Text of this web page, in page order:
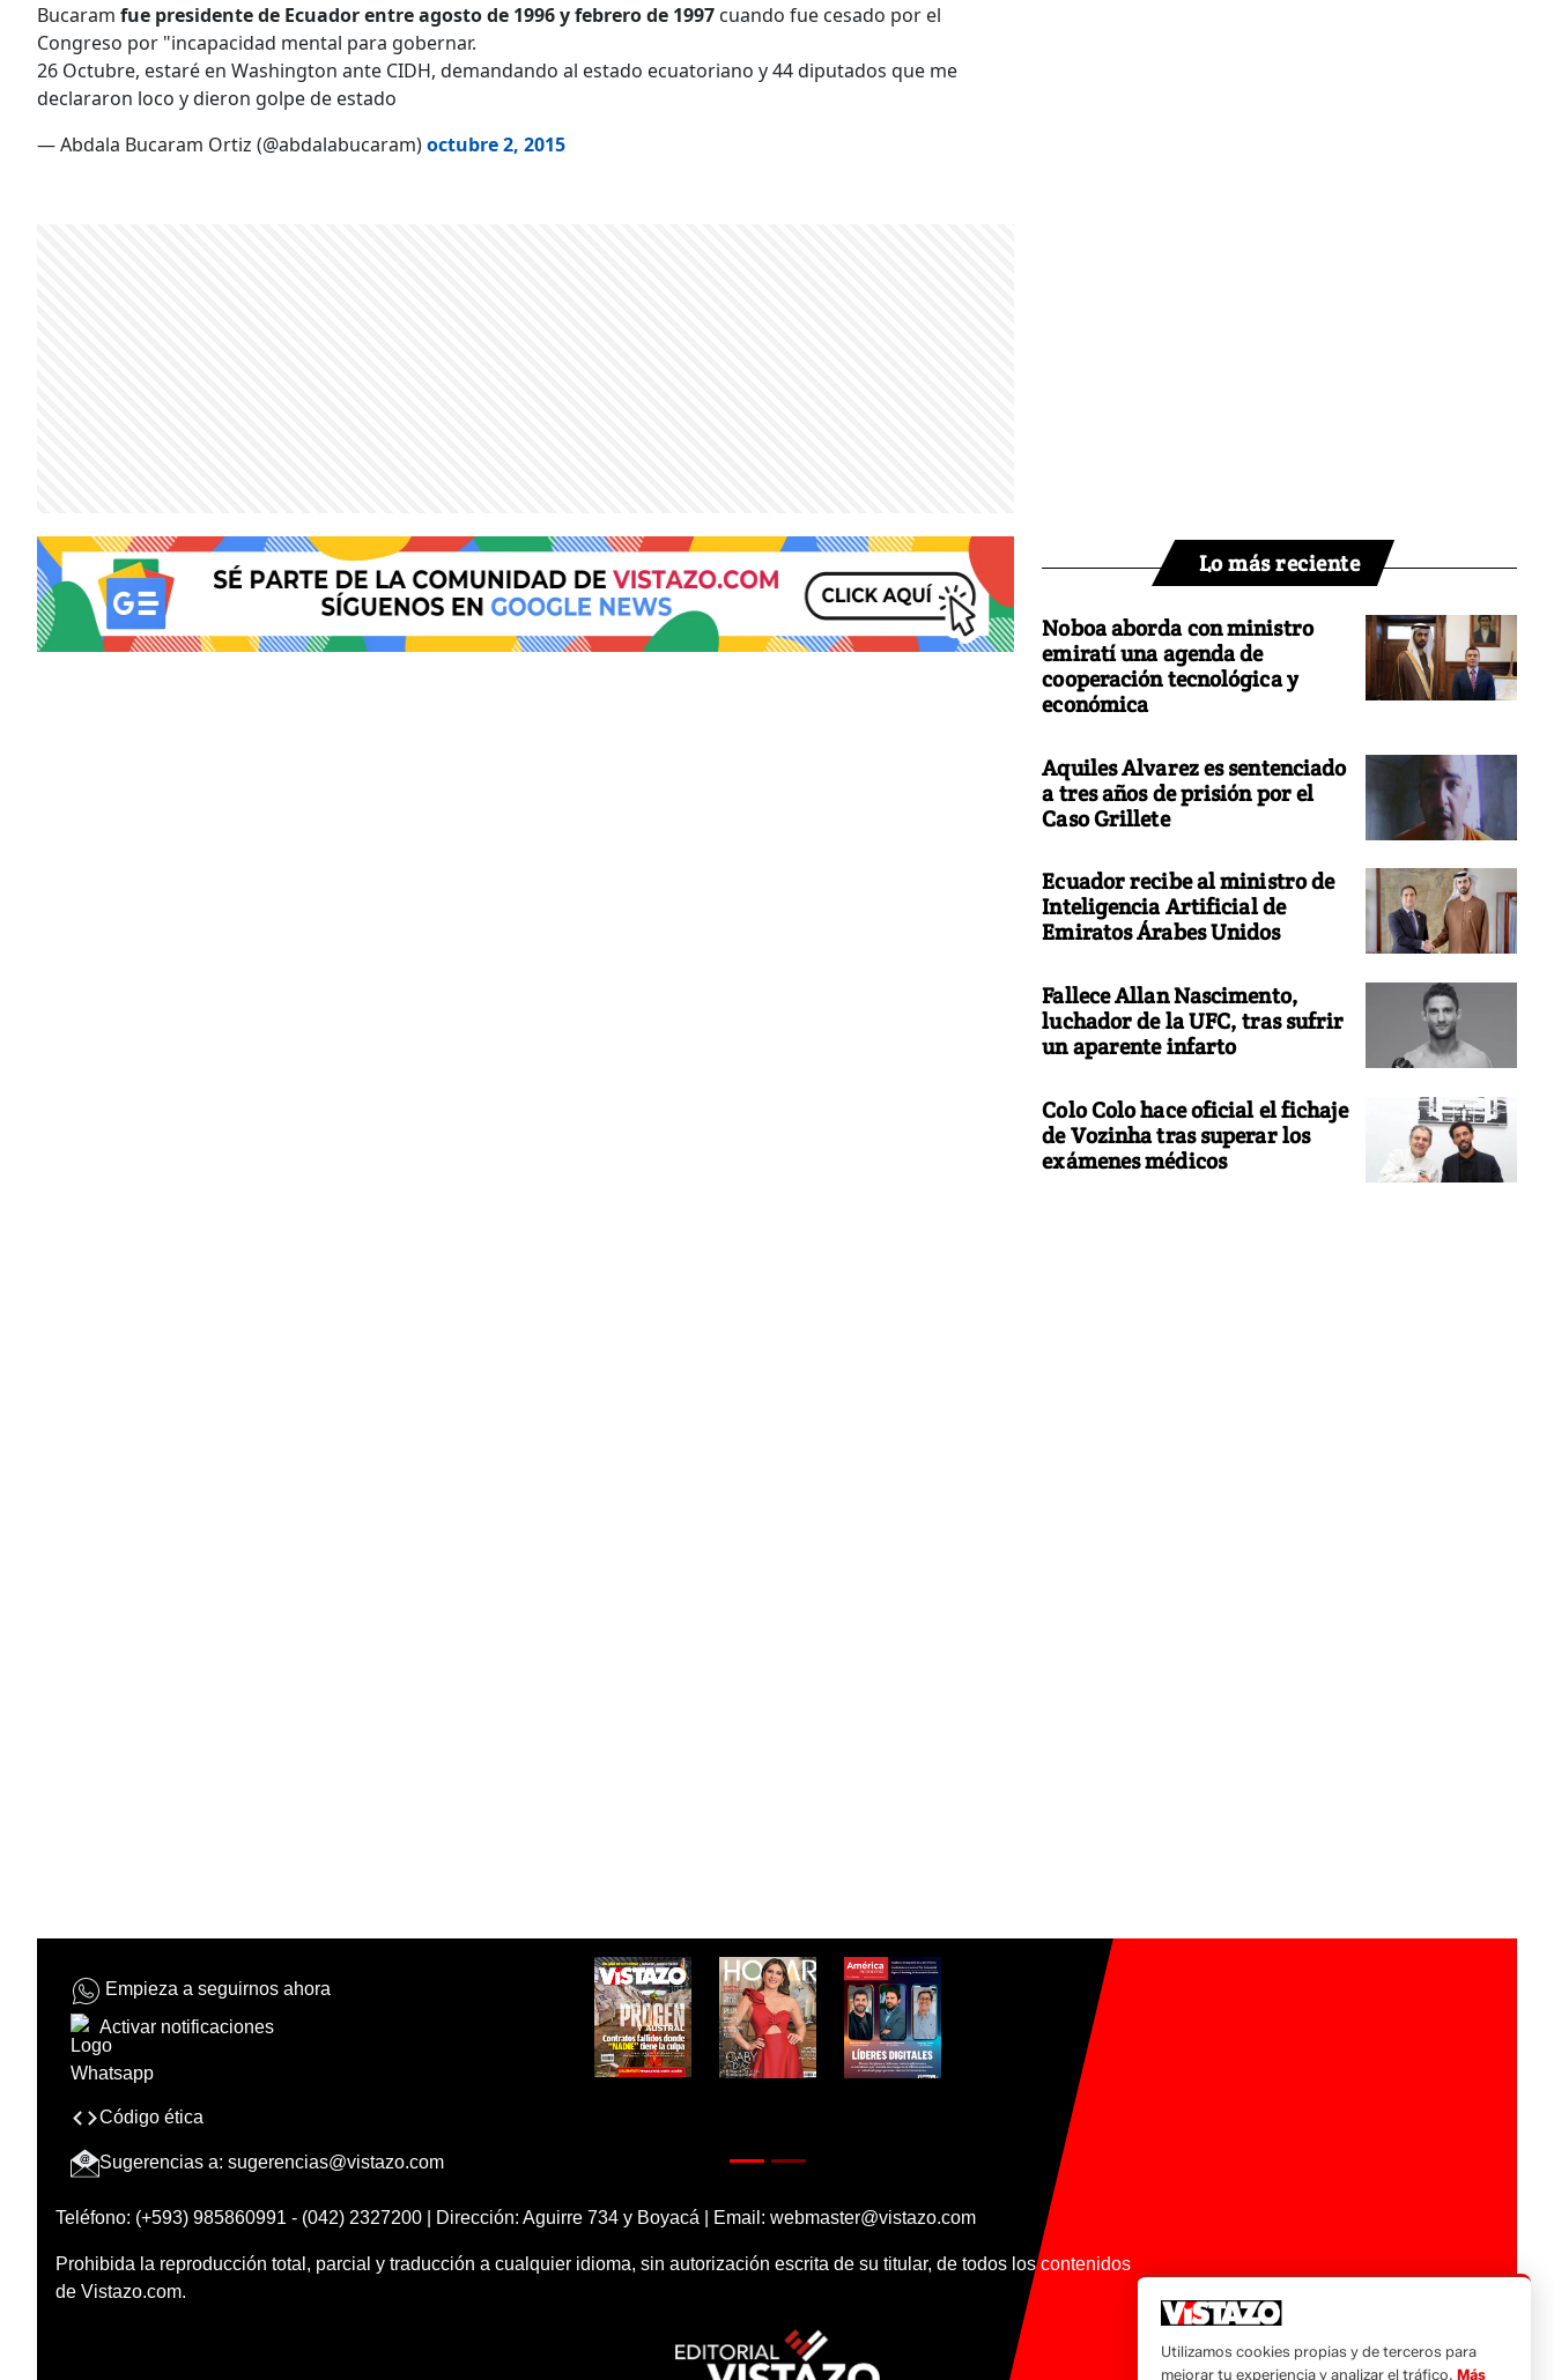
Bucaram fue presidente de Ecuador entre agosto de 1996 y febrero de 1997 cuando fue cesado por el
Congreso por "incapacidad mental para gobernar.
26 Octubre, estaré en Washington ante CIDH, demandando al estado ecuatoriano y 44 diputados que me
declararon loco y dieron golpe de estado
— Abdala Bucaram Ortiz (@abdalabucaram)octubre 2, 2015
Lo más reciente
Noboa aborda con ministro
emiratí una agenda de
cooperación tecnológica y
económica
Aquiles Alvarez es sentenciado
a tres años de prisión por el
Caso Grillete
Ecuador recibe al ministro de
Inteligencia Artificial de
Emiratos Árabes Unidos
Fallece Allan Nascimento,
luchador de la UFC, tras sufrir
un aparente infarto
Colo Colo hace oficial el fichaje
de Vozinha tras superar los
exámenes médicos
Empieza a seguirnos ahora
Activar notificaciones
Código ética
Sugerencias a: sugerencias@vistazo.com
Teléfono: (+593) 985860991 - (042) 2327200 | Dirección: Aguirre 734 y Boyacá | Email: webmaster@vistazo.com
Prohibida la reproducción total, parcial y traducción a cualquier idioma, sin autorización escrita de su titular, de todos los contenidos
de Vistazo.com.
Utilizamos cookies propias y de terceros para
mejorar tu experiencia y analizar el tráfico. Más